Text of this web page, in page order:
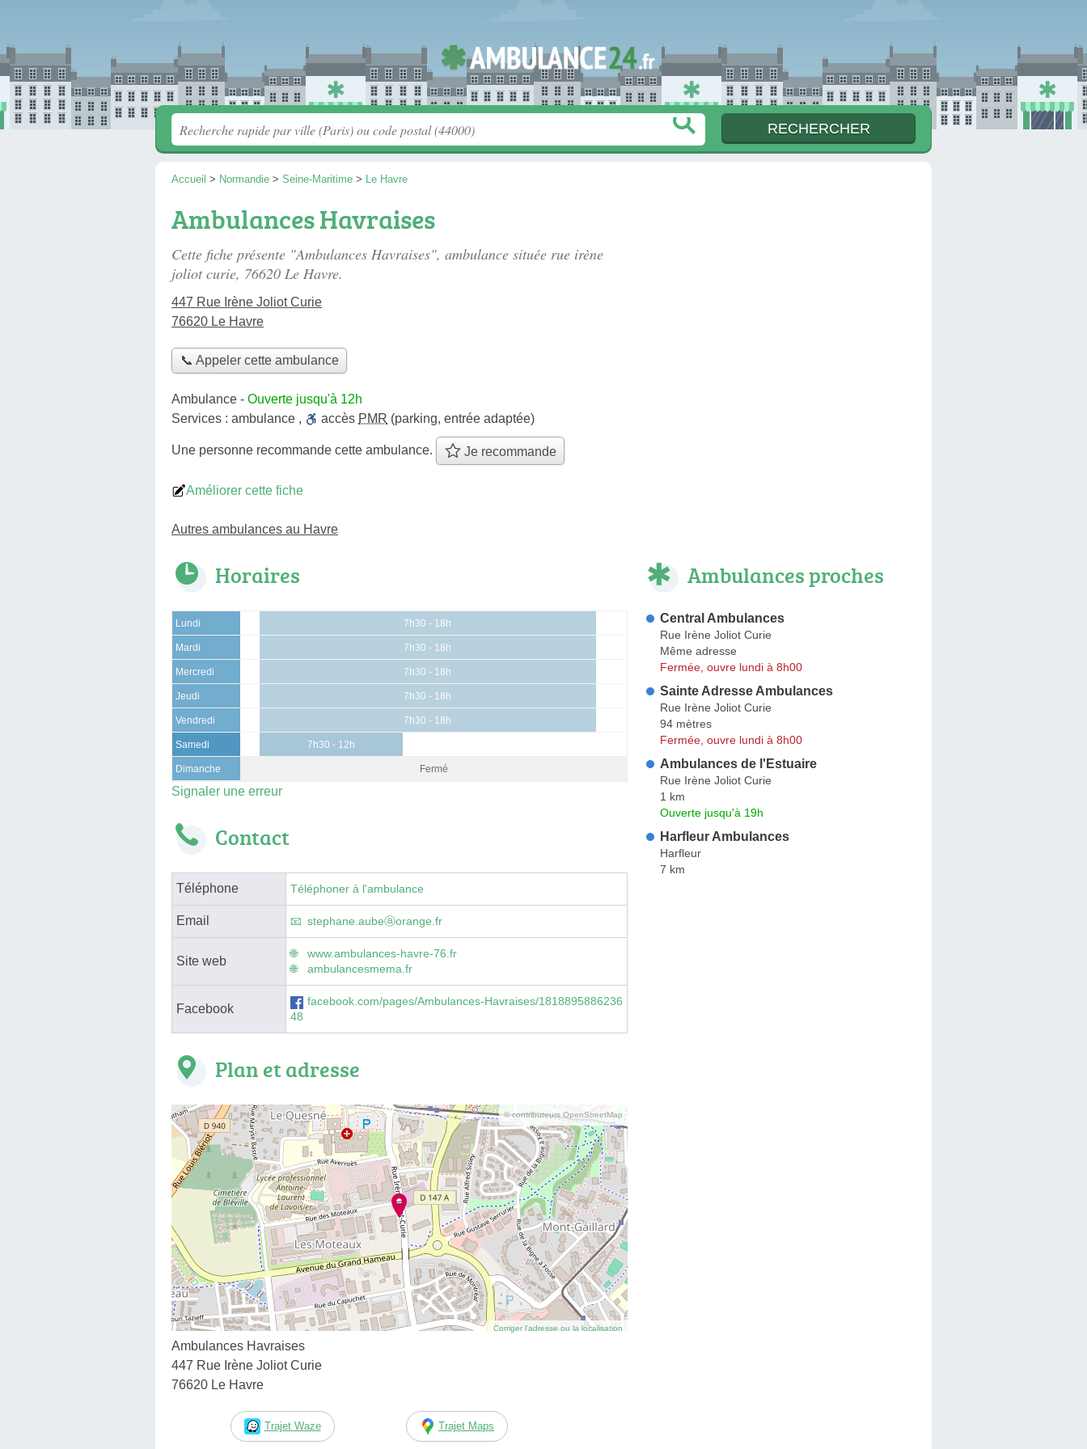
Accueil > Normandie > Seine-Maritime > Le Havre
Ambulances Havraises
Cette fiche présente "Ambulances Havraises", ambulance située rue irène
joliot curie, 76620 Le Havre.
447 Rue Irène Joliot Curie
76620 Le Havre
📞 Appeler cette ambulance
Ambulance - Ouverte jusqu'à 12h
Services : ambulance , accès PMR (parking, entrée adaptée)
Une personne recommande cette ambulance. Je recommande
Améliorer cette fiche
Autres ambulances au Havre
Horaires
Lundi 7h30 - 18h
Mardi 7h30 - 18h
Mercredi 7h30 - 18h
Jeudi 7h30 - 18h
Vendredi 7h30 - 18h
Samedi 7h30 - 12h
Dimanche Fermé
Signaler une erreur
Contact
Téléphone Téléphoner à l'ambulance
Email stephane.aubeⓐorange.fr
Site web
www.ambulances-havre-76.fr
ambulancesmema.fr
Facebook
facebook.com/pages/Ambulances-Havraises/1818895886236
48
Plan et adresse
© contributeurs OpenStreetMap
Corriger l’adresse ou la localisation
Ambulances Havraises
447 Rue Irène Joliot Curie
76620 Le Havre
Trajet Waze Trajet Maps
Ambulances proches
Central Ambulances
Rue Irène Joliot Curie
Même adresse
Fermée, ouvre lundi à 8h00
Sainte Adresse Ambulances
Rue Irène Joliot Curie
94 mètres
Fermée, ouvre lundi à 8h00
Ambulances de l'Estuaire
Rue Irène Joliot Curie
1 km
Ouverte jusqu'à 19h
Harfleur Ambulances
Harfleur
7 km